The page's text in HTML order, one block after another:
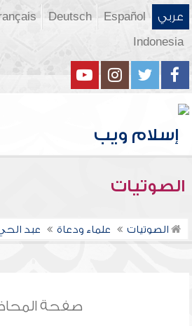
عربي Español
Deutsch
Indonesia
الصوتيات
الصوتيات علماء ودعاة عبد
صفحة